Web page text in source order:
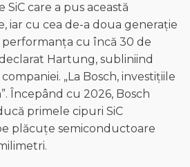
care a pus această
iar cu cea de-a doua generație
cu încă 30 de
Hartung, subliniind
„La Bosch, investițiile
Începând cu 2026, Bosch
primele cipuri SiC
plăcuțe semiconductoare